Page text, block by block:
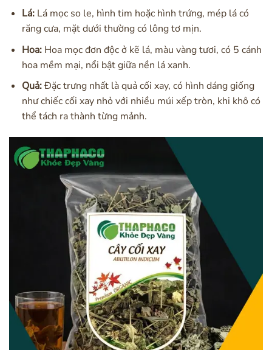
Lá:Lá mọc so le, hình tim hoặc hình trứng, mép lá có
răng cưa, mặt dưới thường có lông tơ mịn.
Hoa:Hoa mọc đơn độc ở kẽ lá, màu vàng tươi, có 5 cánh
hoa mềm mại, nổi bật giữa nền lá xanh.
Quả:Đặc trưng nhất là quả cối xay, có hình dáng giống
như chiếc cối xay nhỏ với nhiều múi xếp tròn, khi khô có
thể tách ra thành từng mảnh.